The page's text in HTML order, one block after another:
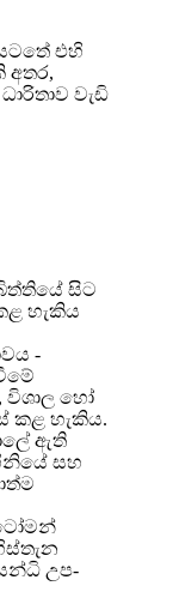
එහි
අතර,
වැඩි
සිට
හැකිය
-
විශාල හෝ
කළ හැකිය.
ඇති
සහ
උප-